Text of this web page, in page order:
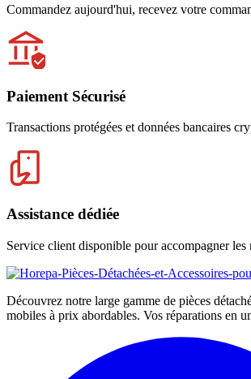
Commandez aujourd'hui, recevez votre
Paiement Sécurisé
Transactions protégées et données bancaires
Assistance dédiée
Service client disponible pour accompagner les
Découvrez notre large gamme de pièces
mobiles à prix abordables. Vos réparations en